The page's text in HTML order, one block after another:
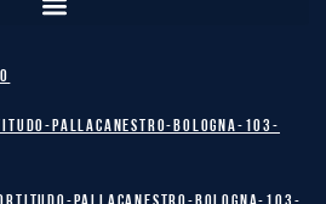
Pallacanestro-Bologna-103-